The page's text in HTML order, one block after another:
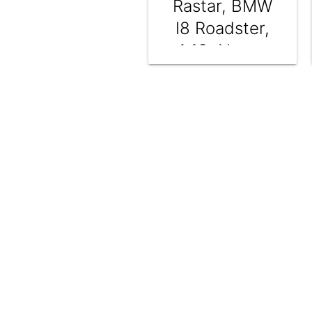
Rastar, BMW
I8 Roadster,
1:12, Negru